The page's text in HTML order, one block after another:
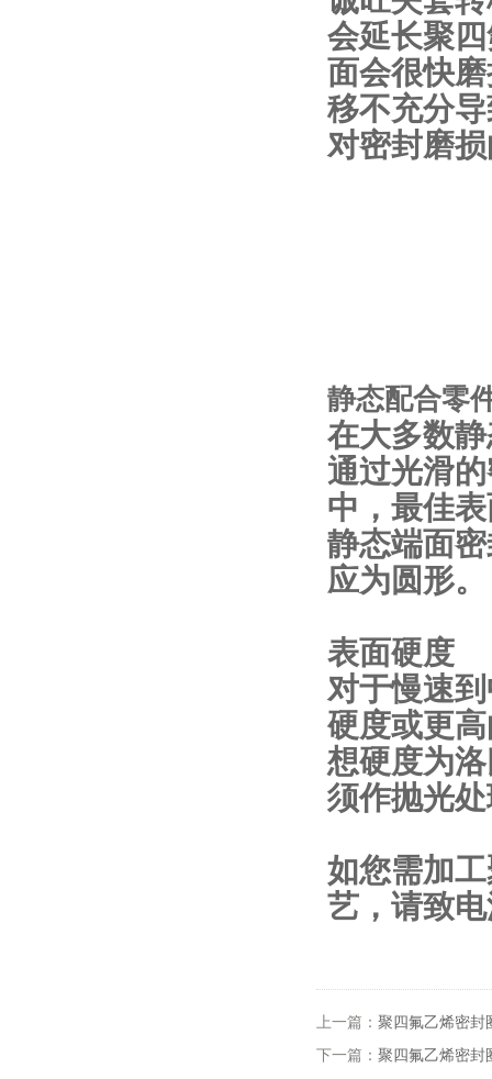
会延长聚
面会很快
移不充分
对密封磨
静态配合零
在大多数
通过光滑
中，最佳
静态端面
应为圆形。
表面硬度
对于慢速
硬度或更
想硬度为
须作抛光
如您需加
艺，请致
上一篇： 聚四氟乙烯密封
下一篇： 聚四氟乙烯密封